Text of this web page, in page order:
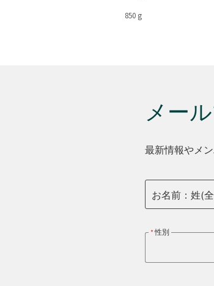
850 g
メー
最新情報やメ
お名前：姓(
性別